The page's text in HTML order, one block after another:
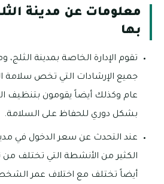
معلومات عن مدينة
بها
تقوم الإدارة الخاصة بمدينة
جميع الإرشادات التي تخص سلامة
عام وكذلك أيضاً يقومون بتنظيف
بشكل دوري للحفاظ على السلامة.
عند التحدث عن سعر الدخول في
الكثير من الأنشطة التي تختلف
أيضاً تختلف مع اختلاف عمر